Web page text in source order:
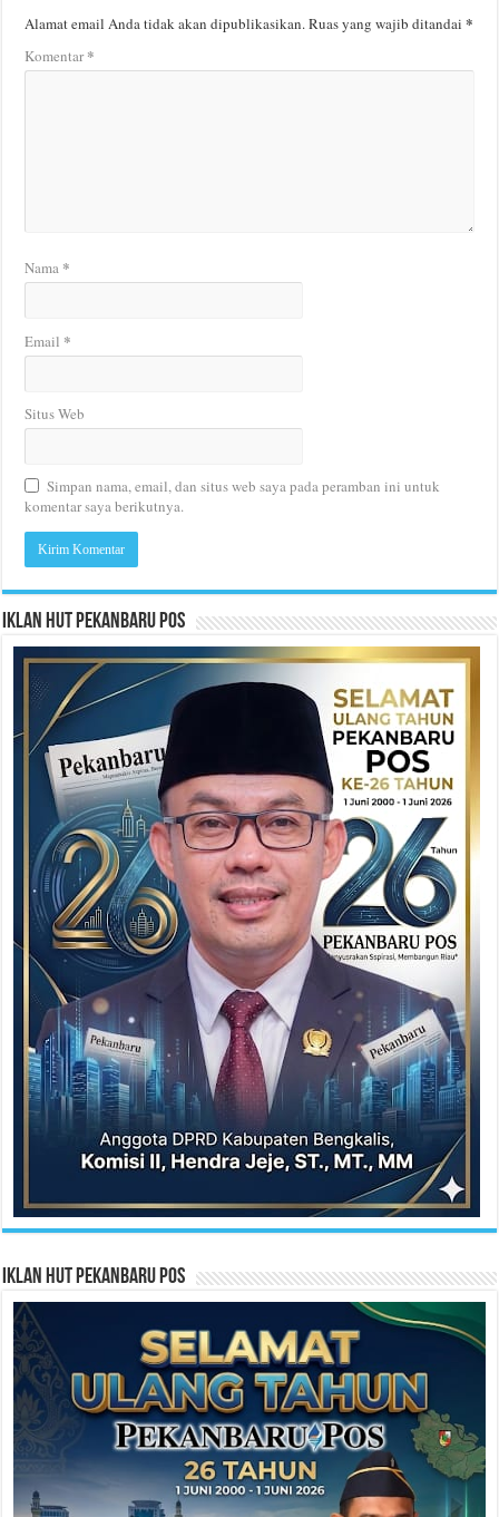
Alamat email Anda tidak akan dipublikasikan.Ruas yang wajib ditandai*
Komentar*
Nama *
Email *
Situs Web
Simpan nama, email, dan situs web saya pada peramban ini untuk
komentar saya berikutnya.
Iklan HUT Pekanbaru Pos
Iklan HUT Pekanbaru Pos